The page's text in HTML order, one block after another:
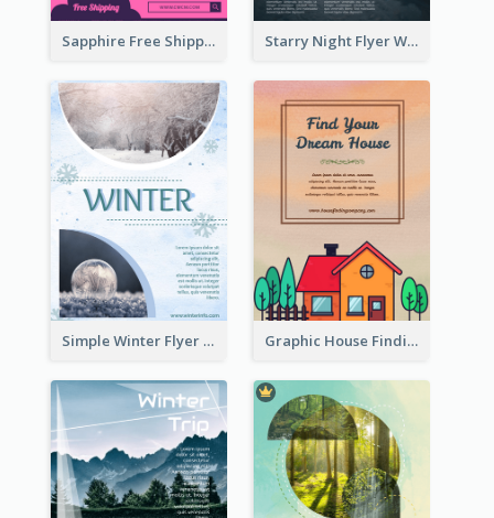
Sapphire Free Shipping Flyer Design Ideas Starry Night Flyer With Street View
Simple Winter Flyer With Snow Decorations Graphic House Finding Flyer In Warm Colour Tone